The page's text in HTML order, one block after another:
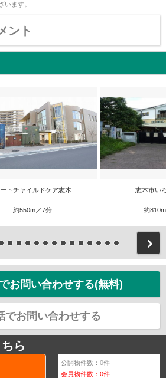
います。
ント
トチャイルドケア志木
約550m／7分
志木市い
約
お問い合わせする(無料)
でお問い合わせする
ら
公開物件数：0件
会員物件数：0件